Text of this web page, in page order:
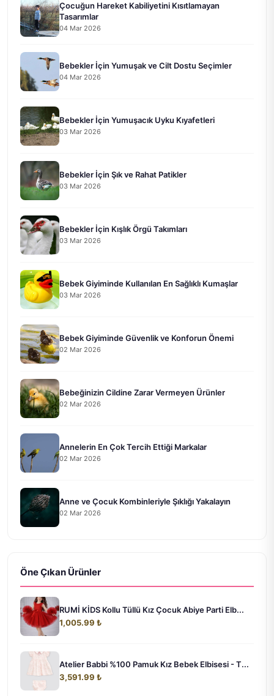
Çocuğun Hareket Kabiliyetini Kısıtlamayan
Tasarımlar
04 Mar 2026
Bebekler İçin Yumuşak ve Cilt Dostu Seçimler
04 Mar 2026
Bebekler İçin Yumuşacık Uyku Kıyafetleri
03 Mar 2026
Bebekler İçin Şık ve Rahat Patikler
03 Mar 2026
Bebekler İçin Kışlık Örgü Takımları
03 Mar 2026
Bebek Giyiminde Kullanılan En Sağlıklı Kumaşlar
03 Mar 2026
Bebek Giyiminde Güvenlik ve Konforun Önemi
02 Mar 2026
Bebeğinizin Cildine Zarar Vermeyen Ürünler
02 Mar 2026
Annelerin En Çok Tercih Ettiği Markalar
02 Mar 2026
Anne ve Çocuk Kombinleriyle Şıklığı Yakalayın
02 Mar 2026
Öne Çıkan Ürünler
RUMİ KİDS Kollu Tüllü Kız Çocuk Abiye Parti Elb...
1,005.99 ₺
Atelier Babbi %100 Pamuk Kız Bebek Elbisesi - T...
3,591.99 ₺